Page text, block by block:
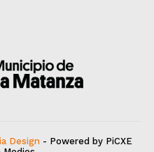
Design - Powered by PiCXE